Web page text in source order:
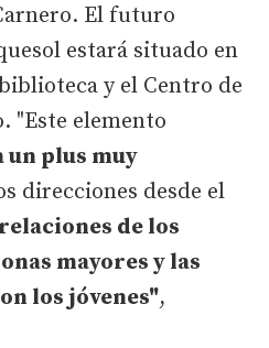
El futuro
estará situado en
y el Centro de
"Este elemento
un plus muy
direcciones desde el
relaciones de los
mayores y las
los jóvenes",